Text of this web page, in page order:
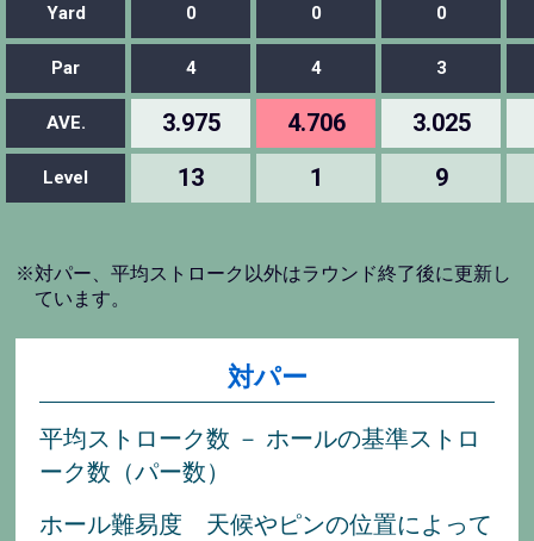
Yard 0 0 0
Par 4 4 3
AVE. 3.975 4.706 3.025
Level 13 1 9
※対パー、平均ストローク以外はラウンド終了後に更新し
ています。
対パー
平均ストローク数 － ホールの基準ストロ
ーク数（パー数）
ホール難易度 天候やピンの位置によって